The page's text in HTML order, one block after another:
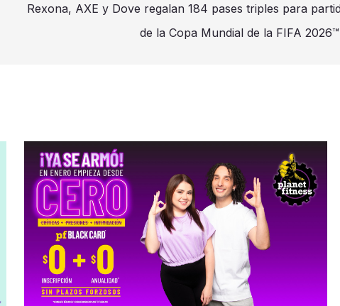
Rexona, AXE y Dove regalan 184 pases triples para
de la Copa Mundial de la FIFA 2026™